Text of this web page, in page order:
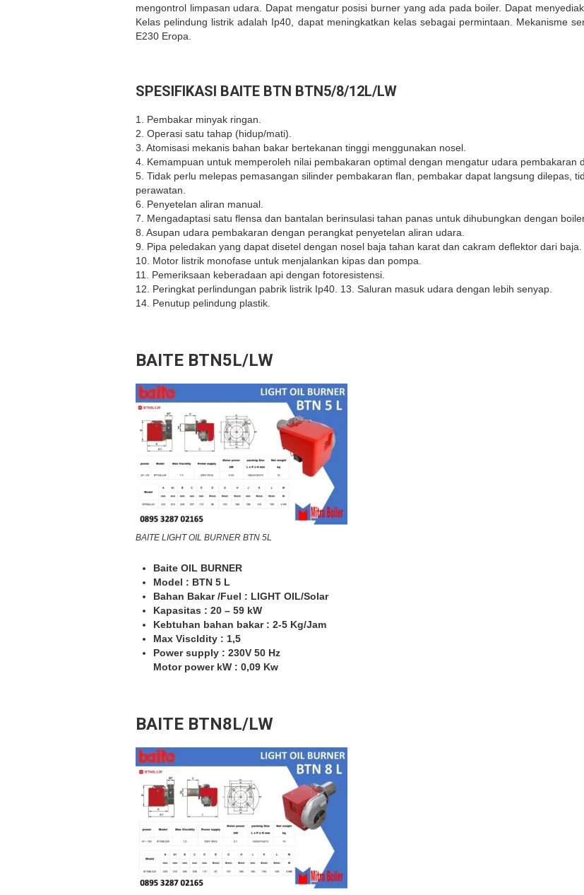
mengontrol limpasan udara. Dapat mengatur posisi burner yang ada pada boiler. Dapat
Kelas pelindung listrik adalah Ip40, dapat meningkatkan kelas sebagai permintaan. Mekanisme
E230 Eropa.
SPESIFIKASI BAITE BTN BTN5/8/12L/LW
1. Pembakar minyak ringan.
2. Operasi satu tahap (hidup/mati).
3. Atomisasi mekanis bahan bakar bertekanan tinggi menggunakan nosel.
4. Kemampuan untuk memperoleh nilai pembakaran optimal dengan mengatur udara pembakaran
5. Tidak perlu melepas pemasangan silinder pembakaran flan, pembakar dapat langsung dilepas,
perawatan.
6. Penyetelan aliran manual.
7. Mengadaptasi satu flensa dan bantalan berinsulasi tahan panas untuk dihubungkan dengan
8. Asupan udara pembakaran dengan perangkat penyetelan aliran udara.
9. Pipa peledakan yang dapat disetel dengan nosel baja tahan karat dan cakram deflektor dari baja.
10. Motor listrik monofase untuk menjalankan kipas dan pompa.
11. Pemeriksaan keberadaan api dengan fotoresistensi.
12. Peringkat perlindungan pabrik listrik Ip40. 13. Saluran masuk udara dengan lebih senyap.
14. Penutup pelindung plastik.
BAITE BTN5L/LW
BAITE LIGHT OIL BURNER BTN 5L
Baite OIL BURNER
Model : BTN 5 L
Bahan Bakar /Fuel : LIGHT OIL/Solar
Kapasitas : 20 – 59 kW
Kebtuhan bahan bakar : 2-5 Kg/Jam
Max Viscldity : 1,5
Power supply : 230V 50 Hz
Motor power kW : 0,09 Kw
BAITE BTN8L/LW